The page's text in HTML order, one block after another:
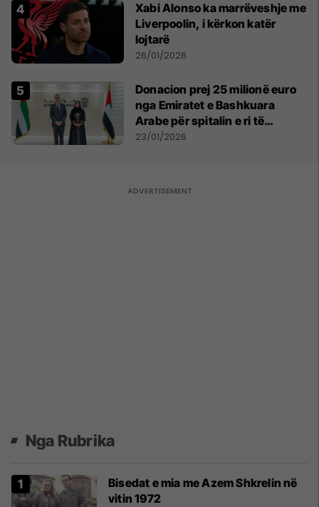
Xabi Alonso ka marrëveshje me
Liverpoolin, i kërkon katër
lojtarë
26/01/2026
Donacion prej 25 milionë euro
nga Emiratet e Bashkuara
Arabe për spitalin e ri të
Gjinekologjisë, ambasadori
23/01/2026
Nga Rubrika
Bisedat e mia me Azem Shkrelin në
vitin 1972